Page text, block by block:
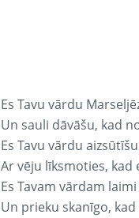
Es Tavu vārdu
Un sauli dāvāšu, kad
Es Tavu vārdu
Ar vēju līksmoties, kad
Es Tavam vārdam
Un prieku skanīgo,